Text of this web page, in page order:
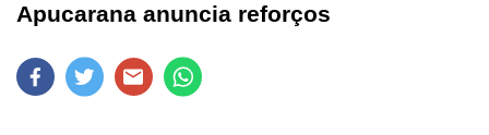
Apucarana anuncia reforços